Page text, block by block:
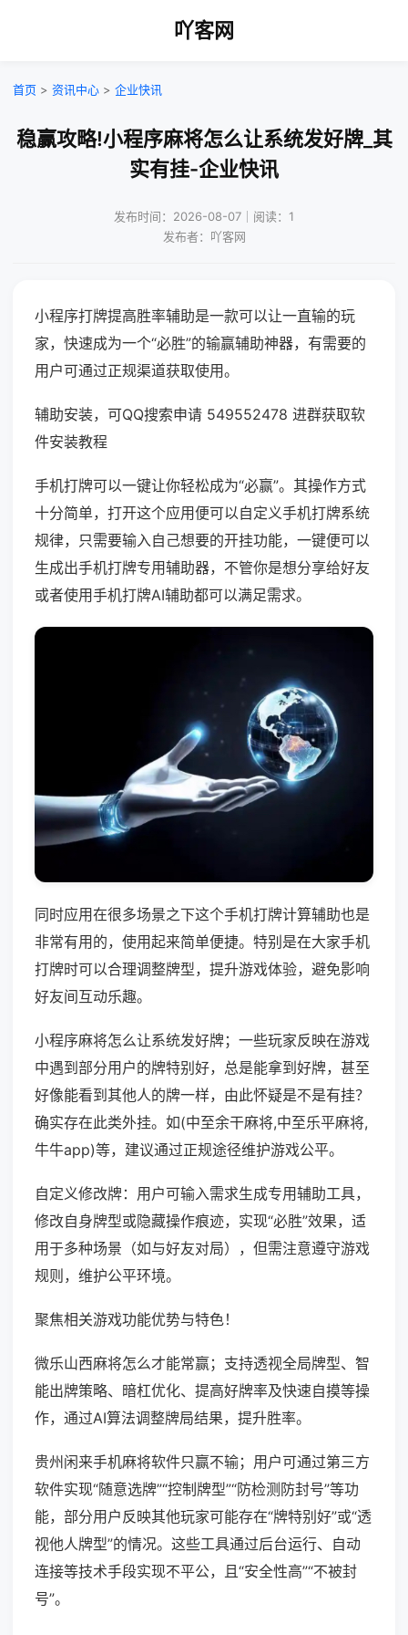
吖客网
首页 > 资讯中心 > 企业快讯
稳赢攻略!小程序麻将怎么让系统发好牌_其
实有挂-企业快讯
发布时间：2026-08-07｜阅读：1
发布者：吖客网
小程序打牌提高胜率辅助是一款可以让一直输的玩
家，快速成为一个“必胜”的输赢辅助神器，有需要的
用户可通过正规渠道获取使用。
辅助安装，可QQ搜索申请 549552478 进群获取软
件安装教程
手机打牌可以一键让你轻松成为“必赢”。其操作方式
十分简单，打开这个应用便可以自定义手机打牌系统
规律，只需要输入自己想要的开挂功能，一键便可以
生成出手机打牌专用辅助器，不管你是想分享给好友
或者使用手机打牌AI辅助都可以满足需求。
同时应用在很多场景之下这个手机打牌计算辅助也是
非常有用的，使用起来简单便捷。特别是在大家手机
打牌时可以合理调整牌型，提升游戏体验，避免影响
好友间互动乐趣。
小程序麻将怎么让系统发好牌；一些玩家反映在游戏
中遇到部分用户的牌特别好，总是能拿到好牌，甚至
好像能看到其他人的牌一样，由此怀疑是不是有挂？
确实存在此类外挂。如(中至余干麻将,中至乐平麻将,
牛牛app)等，建议通过正规途径维护游戏公平。
自定义修改牌：用户可输入需求生成专用辅助工具，
修改自身牌型或隐藏操作痕迹，实现“必胜”效果，适
用于多种场景（如与好友对局），但需注意遵守游戏
规则，维护公平环境。
聚焦相关游戏功能优势与特色！
微乐山西麻将怎么才能常赢；支持透视全局牌型、智
能出牌策略、暗杠优化、提高好牌率及快速自摸等操
作，通过AI算法调整牌局结果，提升胜率。
贵州闲来手机麻将软件只赢不输；用户可通过第三方
软件实现“随意选牌”“控制牌型”“防检测防封号”等功
能，部分用户反映其他玩家可能存在“牌特别好”或“透
视他人牌型”的情况。这些工具通过后台运行、自动
连接等技术手段实现不平公，且“安全性高”“不被封
号”。